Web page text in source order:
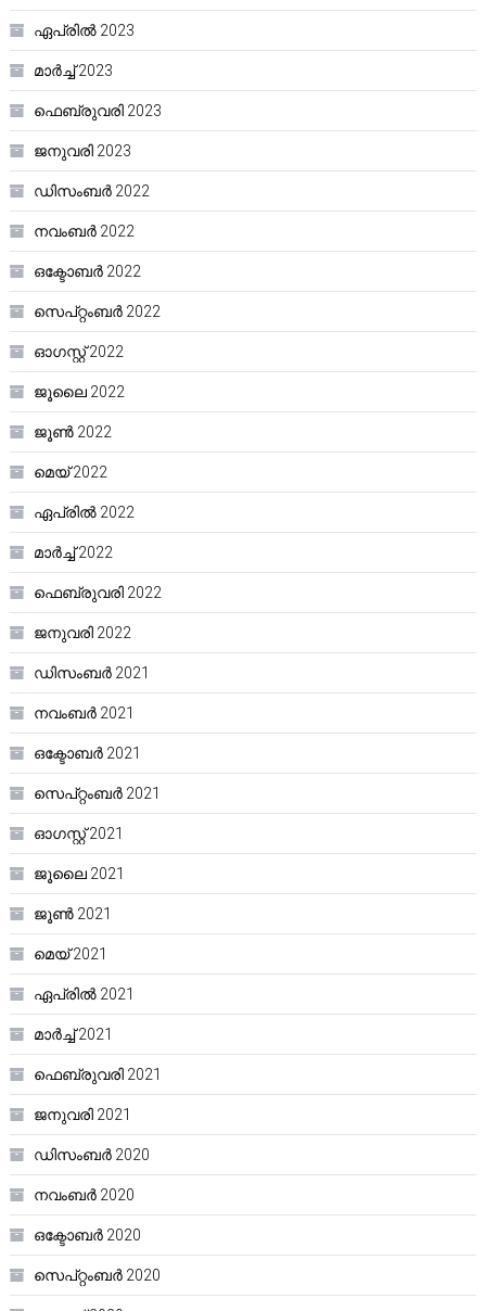
ഏപ്രിൽ 2023
മാർച്ച്‌ 2023
ഫെബ്രുവരി 2023
ജനുവരി 2023
ഡിസംബർ 2022
നവംബർ 2022
ഒക്ടോബർ 2022
സെപ്റ്റംബർ 2022
ഓഗസ്റ്റ്‌ 2022
ജൂലൈ 2022
ജൂൺ 2022
മെയ്‌ 2022
ഏപ്രിൽ 2022
മാർച്ച്‌ 2022
ഫെബ്രുവരി 2022
ജനുവരി 2022
ഡിസംബർ 2021
നവംബർ 2021
ഒക്ടോബർ 2021
സെപ്റ്റംബർ 2021
ഓഗസ്റ്റ്‌ 2021
ജൂലൈ 2021
ജൂൺ 2021
മെയ്‌ 2021
ഏപ്രിൽ 2021
മാർച്ച്‌ 2021
ഫെബ്രുവരി 2021
ജനുവരി 2021
ഡിസംബർ 2020
നവംബർ 2020
ഒക്ടോബർ 2020
സെപ്റ്റംബർ 2020